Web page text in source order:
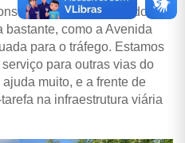
a previsão do
bastante, como a Avenida
para o tráfego. Estamos
para outras vias do
muito, e a frente de
na infraestrutura viária